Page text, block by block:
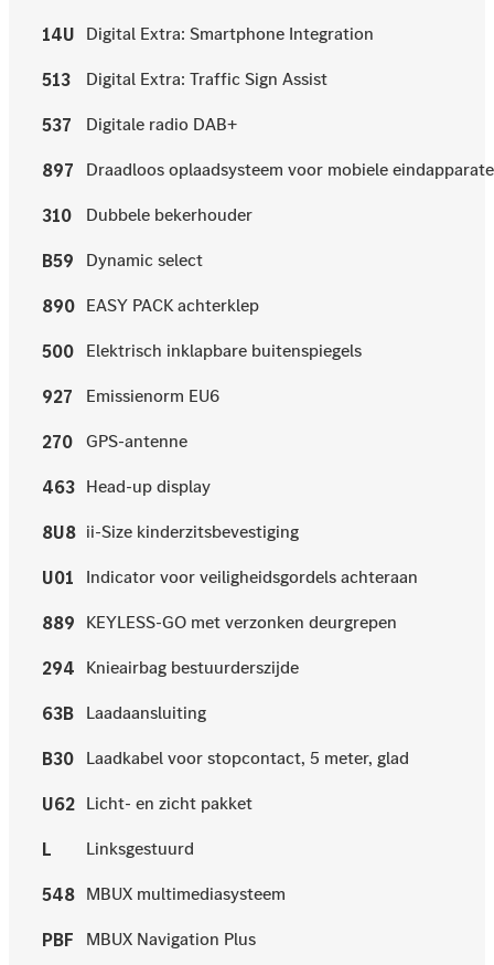
14U Digital Extra: Smartphone Integration
513 Digital Extra: Traffic Sign Assist
537 Digitale radio DAB+
897 Draadloos oplaadsysteem voor mobiele
310 Dubbele bekerhouder
B59 Dynamic select
890 EASY PACK achterklep
500 Elektrisch inklapbare buitenspiegels
927 Emissienorm EU6
270 GPS-antenne
463 Head-up display
8U8 ii-Size kinderzitsbevestiging
U01 Indicator voor veiligheidsgordels achteraan
889 KEYLESS-GO met verzonken deurgrepen
294 Knieairbag bestuurderszijde
63B Laadaansluiting
B30 Laadkabel voor stopcontact, 5 meter, glad
U62 Licht- en zicht pakket
L Linksgestuurd
548 MBUX multimediasysteem
PBF MBUX Navigation Plus